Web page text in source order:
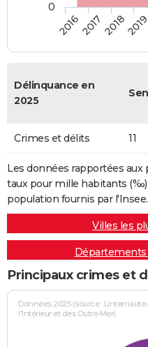
201620172018
0
Délinquance en
2025
Crimes et délits 11
Les données rapportées
taux pour mille habitants
population fournis par l'Insee.
Villes les
Départements
Principaux crimes et
Données 2025 (source :
l'Intérieur et des Outre-Mer)